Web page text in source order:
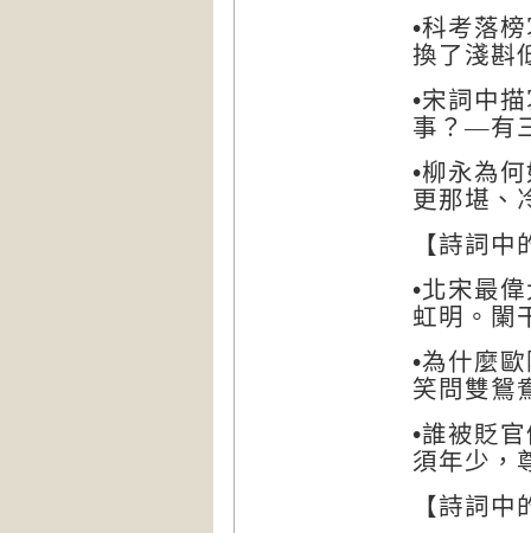
•科考落
換了淺斟
•宋詞中
事？ ―有
•柳永為
更那堪、
【詩詞中
•北宋最
虹明。闌
•為什麼
笑問雙鴛
•誰被貶
須年少，
【詩詞中